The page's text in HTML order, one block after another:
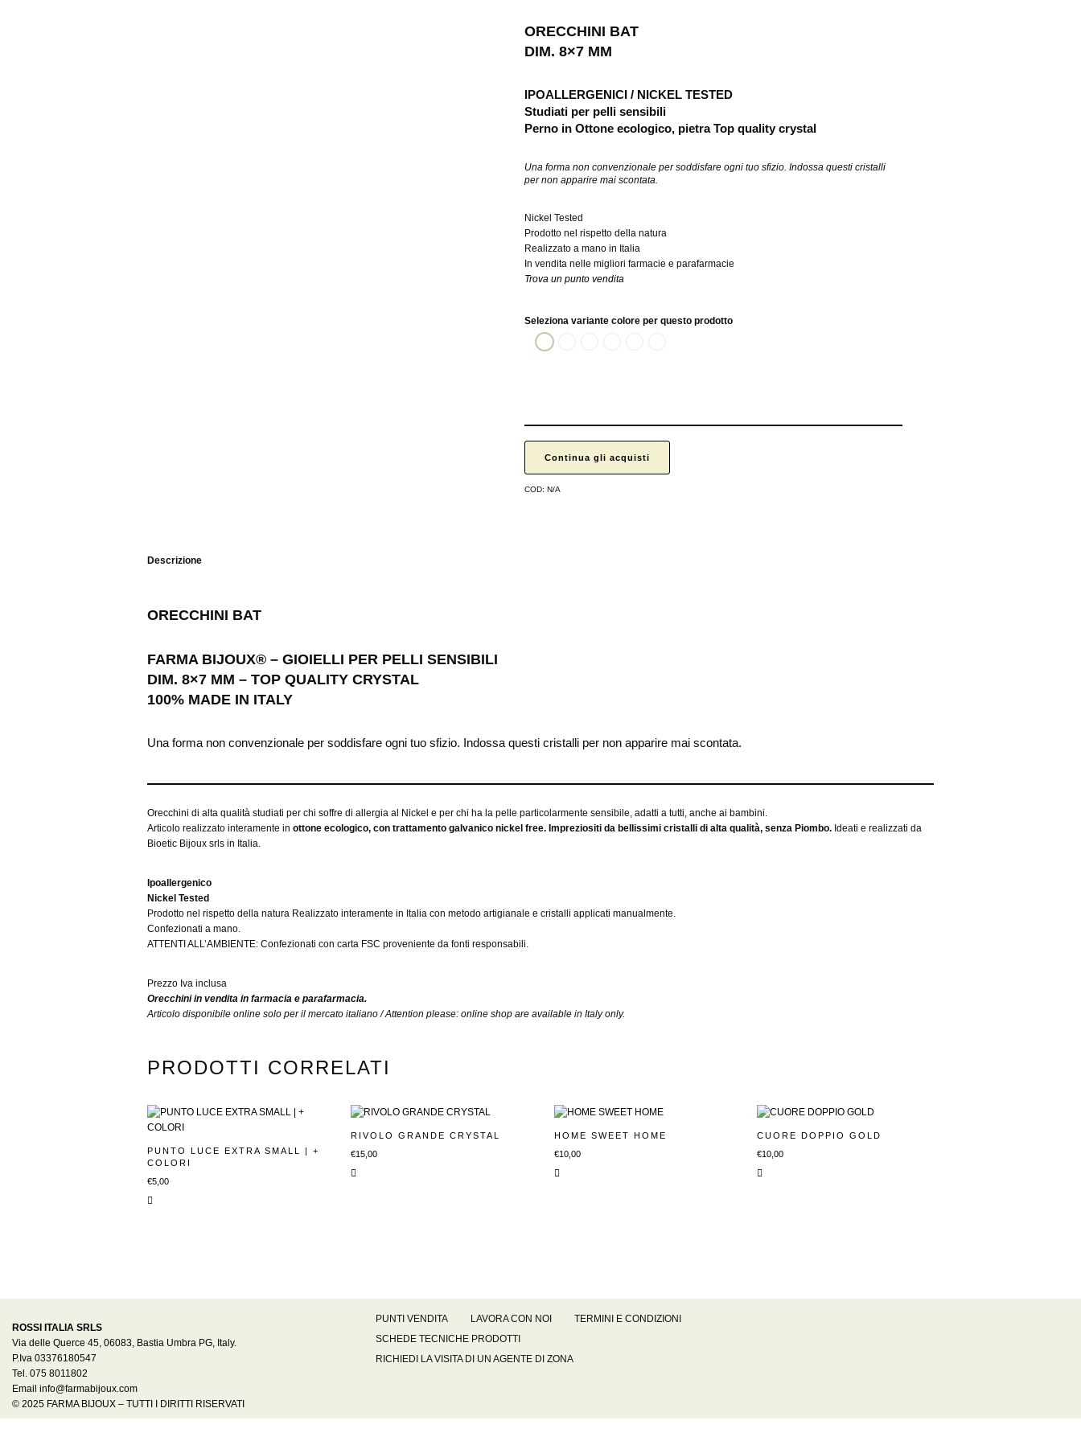
ORECCHINI BAT
DIM. 8×7 MM
IPOALLERGENICI / NICKEL TESTED
Studiati per pelli sensibili
Perno in Ottone ecologico, pietra Top quality crystal
Una forma non convenzionale per soddisfare ogni tuo sfizio. Indossa questi cristalli
per non apparire mai scontata.
Nickel Tested
Prodotto nel rispetto della natura
Realizzato a mano in Italia
In vendita nelle migliori farmacie e parafarmacie
Trova un punto vendita
Seleziona variante colore per questo prodotto
ametistaAurora Boreale
CrystalFucsiaLight roseSilver night
Continua gli acquisti
COD: N/A
Descrizione
ORECCHINI BAT
FARMA BIJOUX® – GIOIELLI PER PELLI SENSIBILI
DIM. 8×7 MM – TOP QUALITY CRYSTAL
100% MADE IN ITALY
Una forma non convenzionale per soddisfare ogni tuo sfizio. Indossa questi cristalli per non apparire mai scontata.
Orecchini di alta qualità studiati per chi soffre di allergia al Nickel e per chi ha la pelle particolarmente sensibile, adatti a tutti, anche ai bambini.
Articolo realizzato interamente in ottone ecologico, con trattamento galvanico nickel free. Impreziositi da bellissimi cristalli di alta qualità, senza Piombo. Ideati e realizzati da
Bioetic Bijoux srls in Italia.
Ipoallergenico
Nickel Tested
Prodotto nel rispetto della natura Realizzato interamente in Italia con metodo artigianale e cristalli applicati manualmente.
Confezionati a mano.
ATTENTI ALL’AMBIENTE: Confezionati con carta FSC proveniente da fonti responsabili.
Prezzo Iva inclusa
Orecchini in vendita in farmacia e parafarmacia.
Articolo disponibile online solo per il mercato italiano / Attention please: online shop are available in Italy only.
PRODOTTI CORRELATI
PUNTO LUCE EXTRA SMALL | +
COLORI
€5,00
RIVOLO GRANDE CRYSTAL
€15,00
HOME SWEET HOME
€10,00
CUORE DOPPIO GOLD
€10,00
ROSSI ITALIA SRLS
Via delle Querce 45, 06083, Bastia Umbra PG, Italy.
P.Iva 03376180547
Tel. 075 8011802
Email info@farmabijoux.com
© 2025 FARMA BIJOUX – TUTTI I DIRITTI RISERVATI
PUNTI VENDITA LAVORA CON NOI
TERMINI E CONDIZIONI
SCHEDE TECNICHE PRODOTTI
RICHIEDI LA VISITA DI UN AGENTE DI ZONA